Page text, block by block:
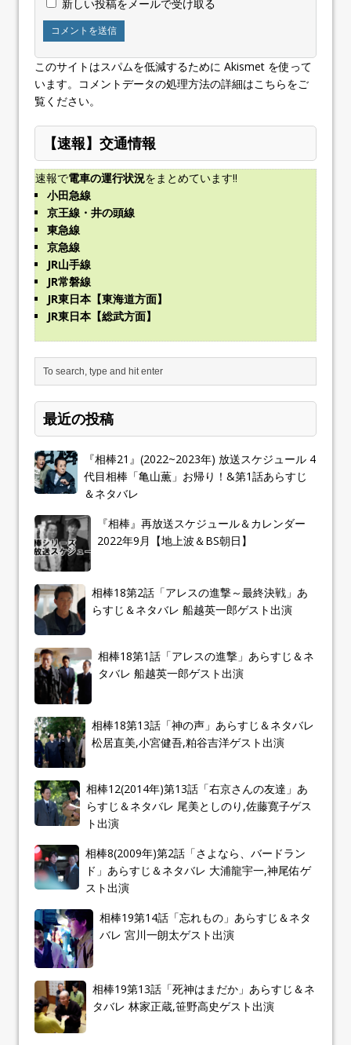
新しい投稿をメールで受け取る
このサイトはスパムを低減するために Akismet を使って
います。 コメントデータの処理方法の詳細はこちらをご
覧ください。
【速報】交通情報
速報で電車の運行状況をまとめています!!
小田急線
京王線・井の頭線
東急線
京急線
JR山手線
JR常磐線
JR東日本【東海道方面】
JR東日本【総武方面】
最近の投稿
『相棒21』(2022~2023年) 放送スケジュール 4
代目相棒「亀山薫」お帰り！&第1話あらすじ
＆ネタバレ
『相棒』再放送スケジュール＆カレンダー
2022年9月【地上波＆BS朝日】
相棒18第2話「アレスの進撃～最終決戦」あ
らすじ＆ネタバレ 船越英一郎ゲスト出演
相棒18第1話「アレスの進撃」あらすじ＆ネ
タバレ 船越英一郎ゲスト出演
相棒18第13話「神の声」あらすじ＆ネタバレ
松居直美,小宮健吾,粕谷吉洋ゲスト出演
相棒12(2014年)第13話「右京さんの友達」あ
らすじ＆ネタバレ 尾美としのり,佐藤寛子ゲス
ト出演
相棒8(2009年)第2話「さよなら、バードラン
ド」あらすじ＆ネタバレ 大浦龍宇一,神尾佑ゲ
スト出演
相棒19第14話「忘れもの」あらすじ＆ネタ
バレ 宮川一朗太ゲスト出演
相棒19第13話「死神はまだか」あらすじ＆ネ
タバレ 林家正蔵,笹野高史ゲスト出演